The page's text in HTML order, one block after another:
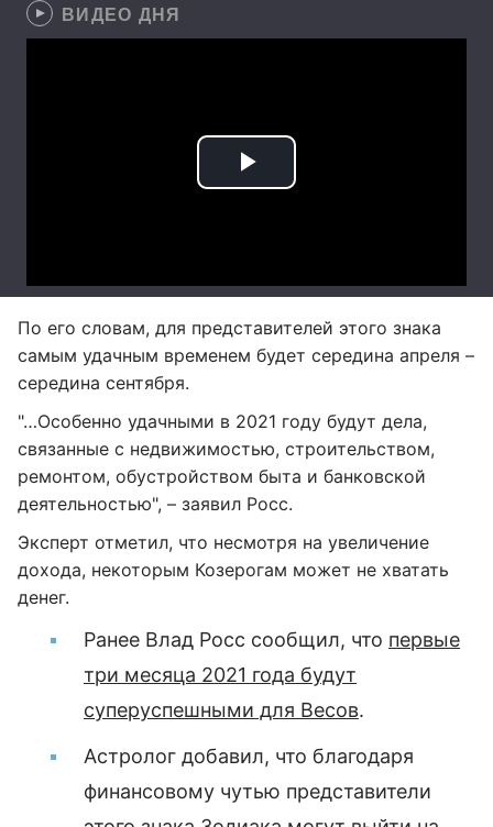
ВИДЕО ДНЯ
По его словам, для представителей этого знака
самым удачным временем будет середина апреля –
середина сентября.
"…Особенно удачными в 2021 году будут дела,
связанные с недвижимостью, строительством,
ремонтом, обустройством быта и банковской
деятельностью", – заявил Росс.
Эксперт отметил, что несмотря на увеличение
дохода, некоторым Козерогам может не хватать
денег.
Ранее Влад Росс сообщил, что первые
три месяца 2021 года будут
суперуспешными для Весов.
Астролог добавил, что благодаря
финансовому чутью представители